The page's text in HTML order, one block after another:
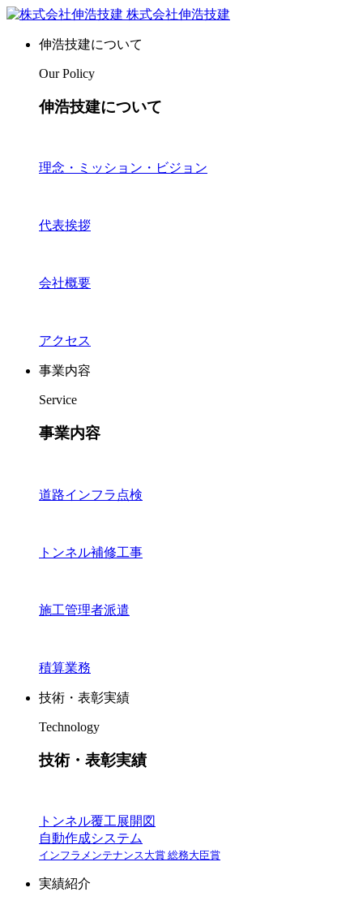
株式会社伸浩技建
伸浩技建について
Our Policy
伸浩技建について
理念・ミッション・ビジョン
代表挨拶
会社概要
アクセス
事業内容
Service
事業内容
道路インフラ点検
トンネル補修工事
施工管理者派遣
積算業務
技術・表彰実績
Technology
技術・表彰実績
トンネル覆工展開図
自動作成システム
インフラメンテナンス大賞 総務大臣賞
実績紹介